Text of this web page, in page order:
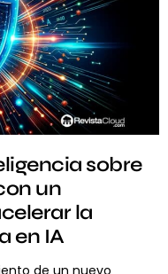
sobre
un
la
en IA